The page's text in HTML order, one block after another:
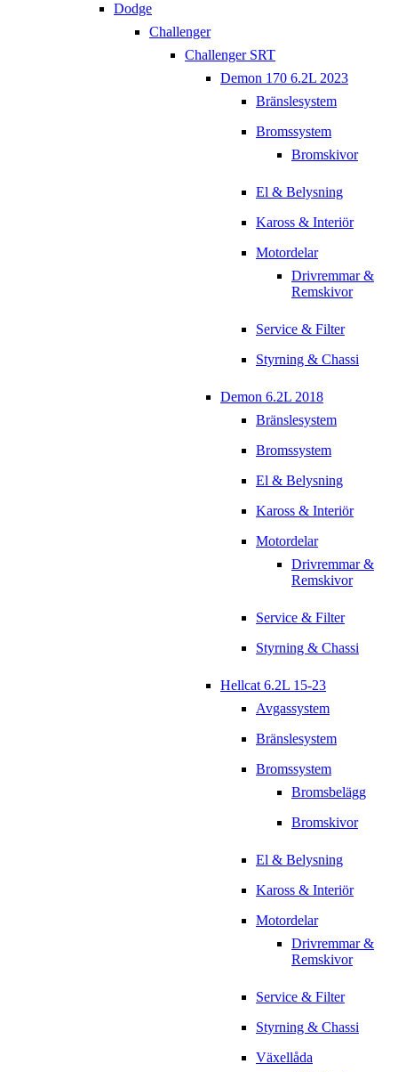
Dodge
Challenger
Challenger SRT
Demon 170 6.2L 2023
Bränslesystem
Bromssystem
Bromskivor
El & Belysning
Kaross & Interiör
Motordelar
Drivremmar &
Remskivor
Service & Filter
Styrning & Chassi
Demon 6.2L 2018
Bränslesystem
Bromssystem
El & Belysning
Kaross & Interiör
Motordelar
Drivremmar &
Remskivor
Service & Filter
Styrning & Chassi
Hellcat 6.2L 15-23
Avgassystem
Bränslesystem
Bromssystem
Bromsbelägg
Bromskivor
El & Belysning
Kaross & Interiör
Motordelar
Drivremmar &
Remskivor
Service & Filter
Styrning & Chassi
Växellåda